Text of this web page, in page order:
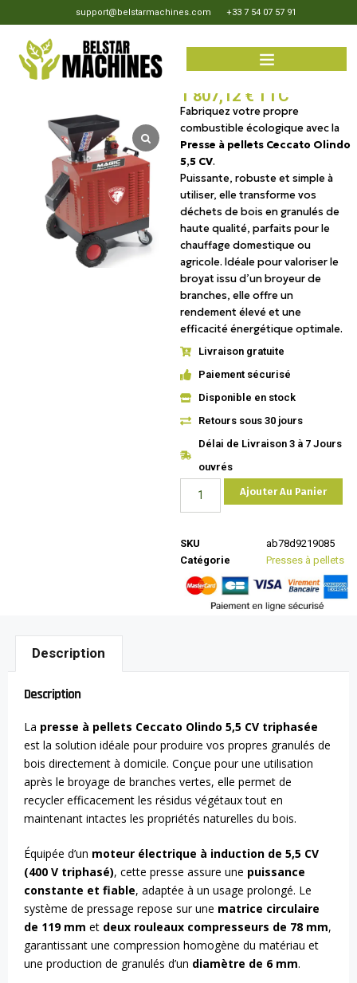
support@belstarmachines.com +33 7 54 07 57 91
Ceccato Olindo Presse à
1 807,12 € TTC
Fabriquez votre propre
combustible écologique avec la
Presse à pellets Ceccato Olindo
5,5 CV.
Puissante, robuste et simple à
utiliser, elle transforme vos
déchets de bois en granulés de
haute qualité, parfaits pour le
chauffage domestique ou
agricole. Idéale pour valoriser le
broyat issu d’un broyeur de
branches, elle offre un
rendement élevé et une
efficacité énergétique optimale.
Livraison gratuite
Paiement sécurisé
Disponible en stock
Retours sous 30 jours
Délai de Livraison 3 à 7 Jours
ouvrés
Ajouter Au Panier
SKU
ab78d9219085
Catégorie
Presses à pellets
Description
Description
La presse à pellets Ceccato Olindo 5,5 CV triphasée
est la solution idéale pour produire vos propres granulés de
bois directement à domicile. Conçue pour une utilisation
après le broyage de branches vertes, elle permet de
recycler efficacement les résidus végétaux tout en
maintenant intactes les propriétés naturelles du bois.
Équipée d’un moteur électrique à induction de 5,5 CV
(400 V triphasé), cette presse assure une puissance
constante et fiable, adaptée à un usage prolongé. Le
système de pressage repose sur une matrice circulaire
de 119 mm et deux rouleaux compresseurs de 78 mm,
garantissant une compression homogène du matériau et
une production de granulés d’un diamètre de 6 mm.